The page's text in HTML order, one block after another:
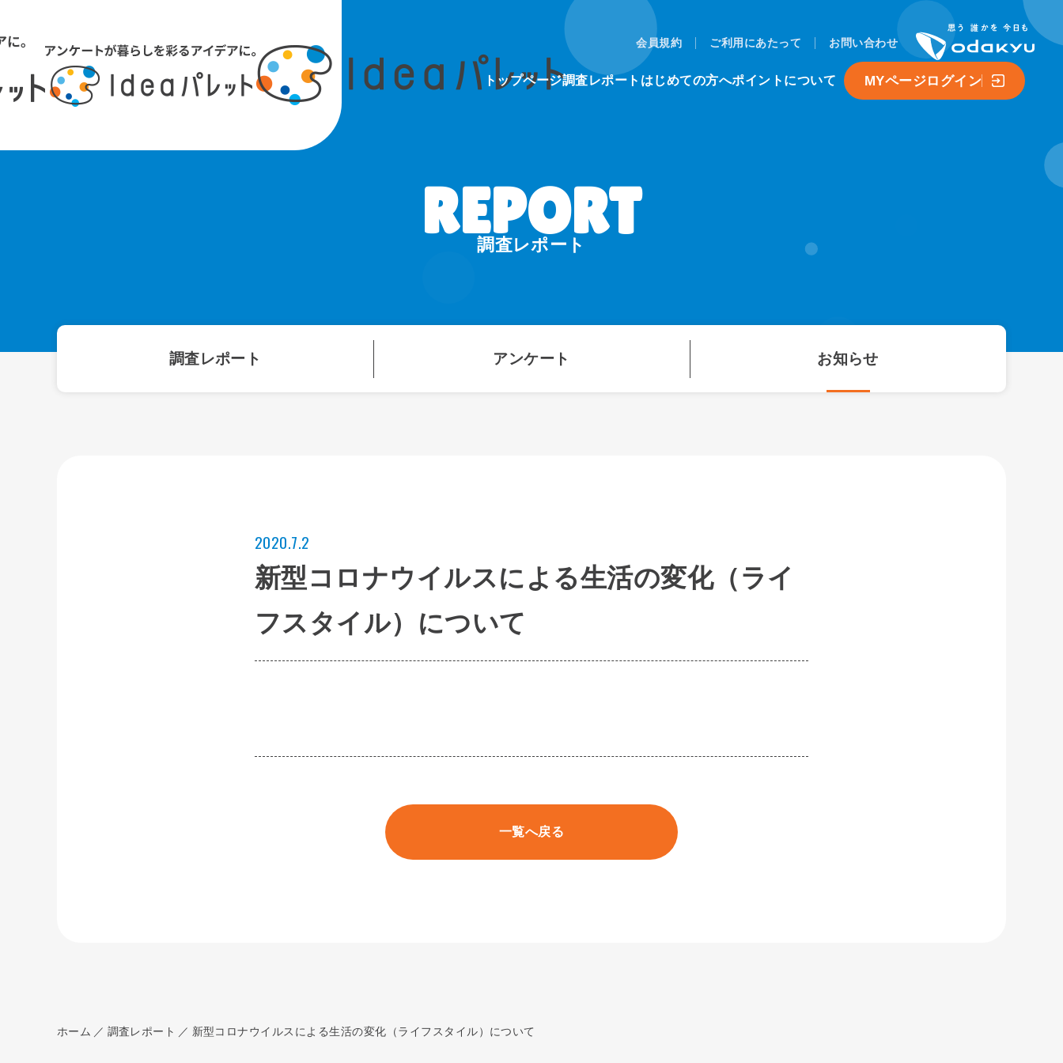
トップページ調査レポート はじめての方へポイントについて MYページログイン
会員規約 ご利用にあたって お問い合わせ
調査レポート
調査レポート アンケート お知らせ
新型コロナウイルスによる生活の変化（ライ
フスタイル）について
2020.7.2
一覧へ戻る
ホーム 調査レポート 新型コロナウイルスによる生活の変化（ライフスタイル）について